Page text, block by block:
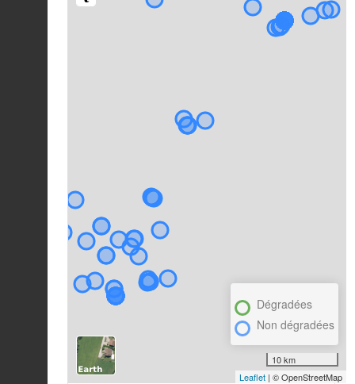
Dégradées
Non dégradées
10 km
Leaflet | © OpenStreetMap